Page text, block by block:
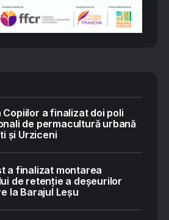
Copiilor a finalizat doi poli
de permacultură urbană
și Urziceni
a finalizat montarea
de retenție a deșeurilor
la Barajul Leșu